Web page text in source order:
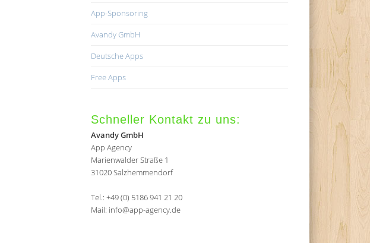
App-Sponsoring
Avandy GmbH
Deutsche Apps
Free Apps
Schneller Kontakt zu uns:
Avandy GmbH
App Agency
Marienwalder Straße 1
31020 Salzhemmendorf
Tel.: +49 (0) 5186 941 21 20
Mail: info@app-agency.de